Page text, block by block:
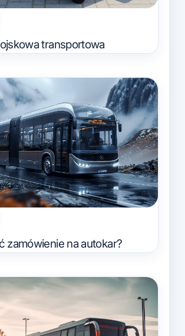
transportowa
zamówienie na autokar?